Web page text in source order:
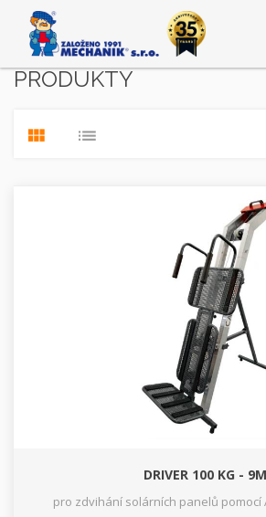
PRODUKTY
DRIVER 100 KG - 9M
pro zdvihání solárních panelů pomocí